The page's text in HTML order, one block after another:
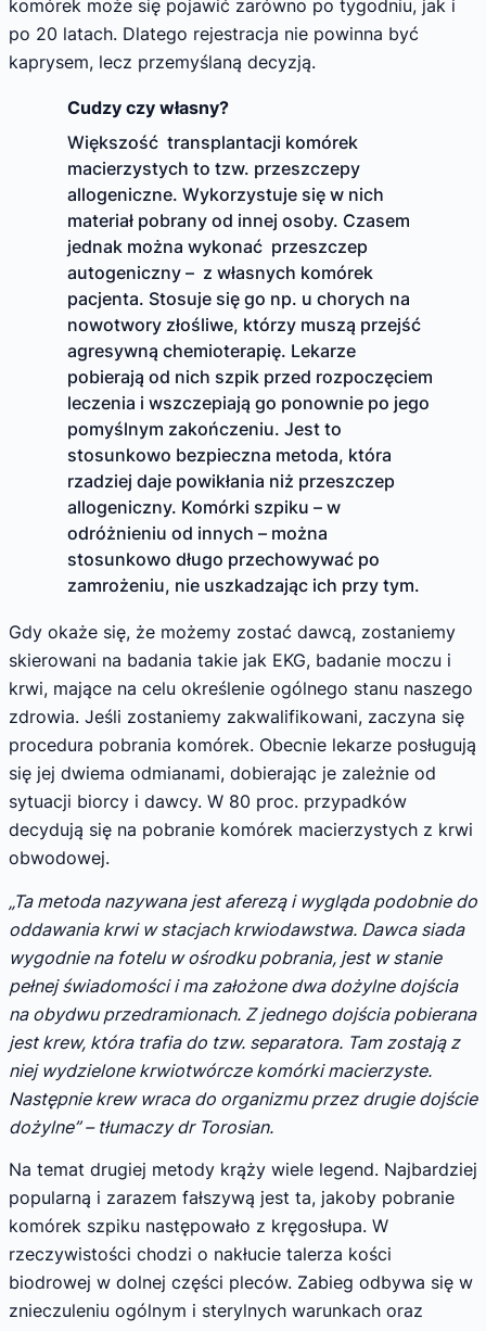
komórek może się pojawić zarówno po tygodniu, jak i
po 20 latach. Dlatego rejestracja nie powinna być
kaprysem, lecz przemyślaną decyzją.
Cudzy czy własny?
Większość transplantacji komórek
macierzystych to tzw. przeszczepy
allogeniczne. Wykorzystuje się w nich
materiał pobrany od innej osoby. Czasem
jednak można wykonać przeszczep
autogeniczny – z własnych komórek
pacjenta. Stosuje się go np. u chorych na
nowotwory złośliwe, którzy muszą przejść
agresywną chemioterapię. Lekarze
pobierają od nich szpik przed rozpoczęciem
leczenia i wszczepiają go ponownie po jego
pomyślnym zakończeniu. Jest to
stosunkowo bezpieczna metoda, która
rzadziej daje powikłania niż przeszczep
allogeniczny. Komórki szpiku – w
odróżnieniu od innych – można
stosunkowo długo przechowywać po
zamrożeniu, nie uszkadzając ich przy tym.
Gdy okaże się, że możemy zostać dawcą, zostaniemy
skierowani na badania takie jak EKG, badanie moczu i
krwi, mające na celu określenie ogólnego stanu naszego
zdrowia. Jeśli zostaniemy zakwalifikowani, zaczyna się
procedura pobrania komórek. Obecnie lekarze posługują
się jej dwiema odmianami, dobierając je zależnie od
sytuacji biorcy i dawcy. W 80 proc. przypadków
decydują się na pobranie komórek macierzystych z krwi
obwodowej.
„Ta metoda nazywana jest aferezą i wygląda podobnie do
oddawania krwi w stacjach krwiodawstwa. Dawca siada
wygodnie na fotelu w ośrodku pobrania, jest w stanie
pełnej świadomości i ma założone dwa dożylne dojścia
na obydwu przedramionach. Z jednego dojścia pobierana
jest krew, która trafia do tzw. separatora. Tam zostają z
niej wydzielone krwiotwórcze komórki macierzyste.
Następnie krew wraca do organizmu przez drugie dojście
dożylne” – tłumaczy dr Torosian.
Na temat drugiej metody krąży wiele legend. Najbardziej
popularną i zarazem fałszywą jest ta, jakoby pobranie
komórek szpiku następowało z kręgosłupa. W
rzeczywistości chodzi o nakłucie talerza kości
biodrowej w dolnej części pleców. Zabieg odbywa się w
znieczuleniu ogólnym i sterylnych warunkach oraz